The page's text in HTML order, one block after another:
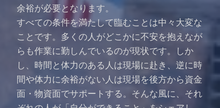
余裕が必要となります。
すべての条件を満たして臨むことは中々大変な
ことです。多くの人がどこかに不安を抱えなが
らも作業に勤しんでいるのが現状です。しか
し、時間と体力のある人は現場に赴き、逆に時
間や体力に余裕がない人は現場を後方から資金
面・物資面でサポートする。そんな風に、それ